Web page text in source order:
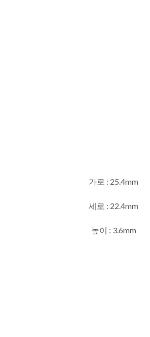
가로 : 25.4mm
세로 : 22.4mm
높이 : 3.6mm